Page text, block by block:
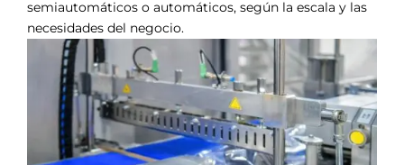
semiautomáticos o automáticos, según la escala y las
necesidades del negocio.